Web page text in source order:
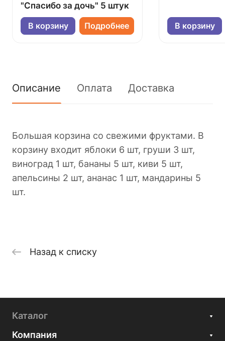
"Спасибо за дочь" 5 штук
В корзину Подробнее В корзину
Описание Оплата Доставка
Большая корзина со свежими фруктами. В
корзину входит яблоки 6 шт, груши 3 шт,
виноград 1 шт, бананы 5 шт, киви 5 шт,
апельсины 2 шт, ананас 1 шт, мандарины 5
шт.
Назад к списку
Каталог
Компания